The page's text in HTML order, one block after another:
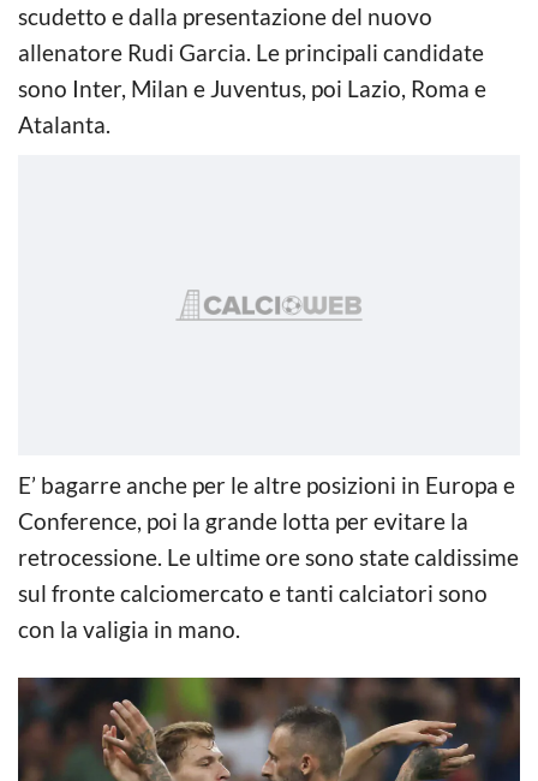
scudetto e dalla presentazione del nuovo
allenatore Rudi Garcia. Le principali candidate
sono Inter, Milan e Juventus, poi Lazio, Roma e
Atalanta.
E’ bagarre anche per le altre posizioni in Europa e
Conference, poi la grande lotta per evitare la
retrocessione. Le ultime ore sono state caldissime
sul fronte calciomercato e tanti calciatori sono
con la valigia in mano.